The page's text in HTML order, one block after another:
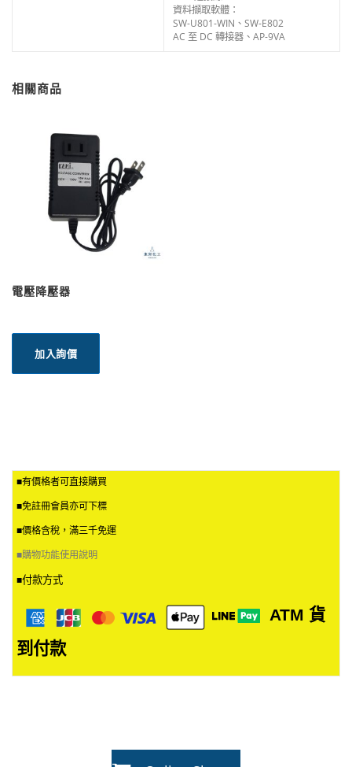
資料擷取軟體：
SW-U801-WIN、SW-E802
AC 至 DC 轉接器、AP-9VA
相關商品
電壓降壓器
加入詢價
■有價格者可直接購買
■免註冊會員亦可下標
■價格含稅，滿三千免運
■購物功能使用說明
■付款方式
ATM 貨
到付款